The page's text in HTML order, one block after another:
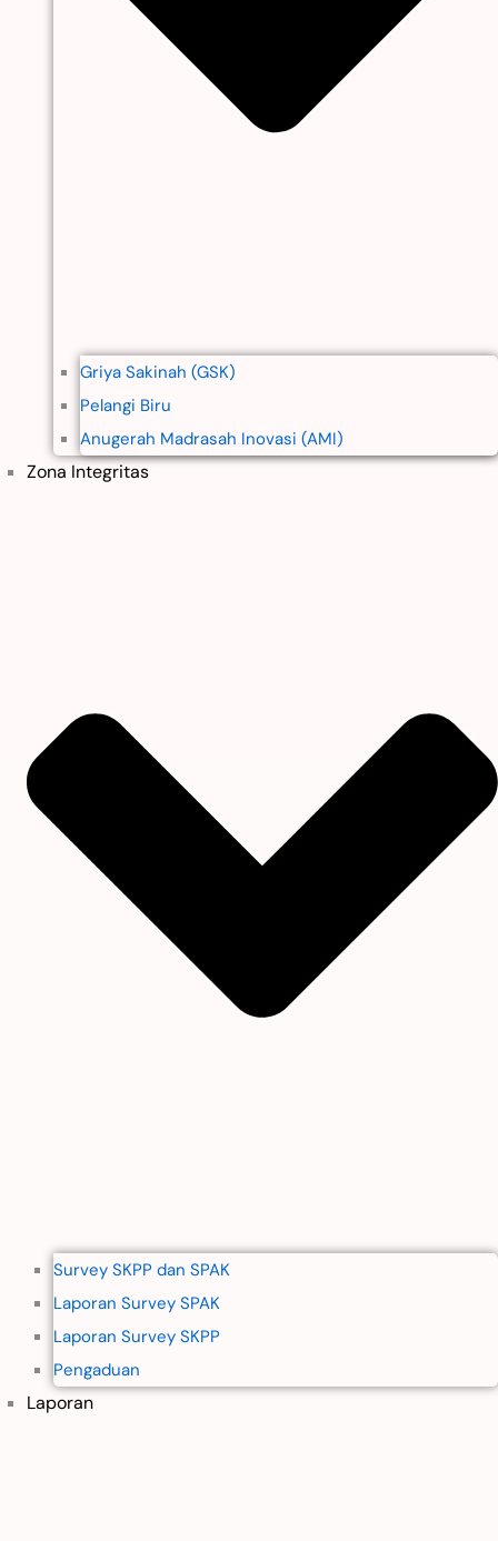
Griya Sakinah (GSK)
Pelangi Biru
Anugerah Madrasah Inovasi (AMI)
Zona Integritas
Survey SKPP dan SPAK
Laporan Survey SPAK
Laporan Survey SKPP
Pengaduan
Laporan